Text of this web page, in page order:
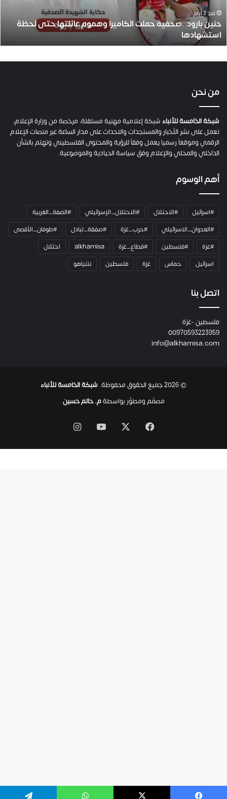
حتى
لحظة
استشهادها
منذ 3 أيام
حنين بارود..صحفية حملت الكاميرا وهموم عائلتها حتى لحظة
استشهادها
من نحن
شبكة الخامسة للأنباء شبكة إعلامية مهنية مستقلة، مرخصة من وزارة الإعلام،
تعمل على نشر الأخبار والمستجدات والاحداث على مدار الساعة عبر منصات الإعلام
الرقمي وموقعاً رسميا يعمل وفقاً للرؤية والمحتوى الفلسطيني وتهتم بالشأن
الداخلي والمحلي والإعلام وفق سياسة الحيادية والموضوعية.
أهم الوسوم
#اسرائيل #الاحتلال #الاحتلال_الإسرائيلي
#الضفة_الغربية
#العدوان_الاسرائيلي
#حرب_غزة #صفقة_تبادل
#طوفان_الأقصى
#غزة
#فلسطين #قطاع_غزة alkhamisa
احتلال
اسرائيل
حماس غزة فلسطين نتنياهو
اتصل بنا
فلسطين -غزة
00970593223959
info@alkhamisa.com
© 2026 جميع الحقوق محفوظة.
شبكة الخامسة للأنباء
مصمّم ومطوَّر بواسطةم. حاتم حسين
فيسبوك ‫YouTubeانستقرام